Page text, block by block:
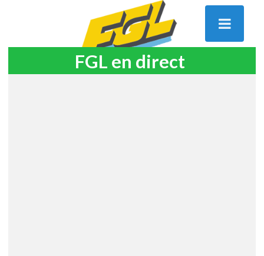
FGL en direct